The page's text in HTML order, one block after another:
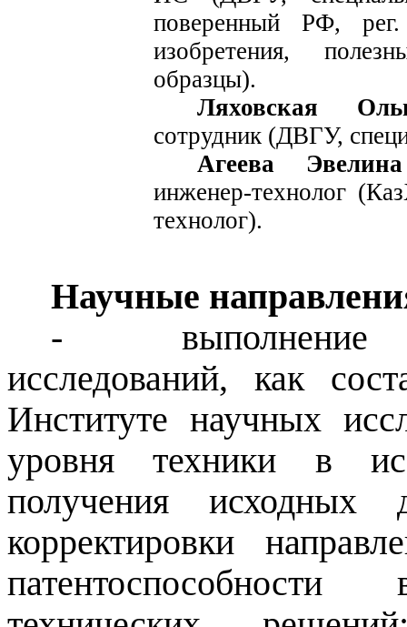
поверенный РФ, рег.
изобретения,
образцы).
Ляховская
сотрудник (ДВГУ,
Агеева Эвелина
инженер-технолог (
технолог).
Научные
- выполнение
исследований, как
Институте научных
уровня техники в
получения
корректировки